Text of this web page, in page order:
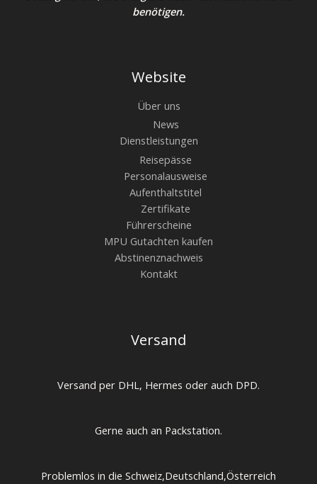
benötigen.
Website
Über uns
News
Dienstleistungen
Reisepässe
Personalausweise
Aufenthaltstitel
Zertifikate
Führerscheine
MPU Gutachten kaufen
Abstinenznachweis
Kontakt
Versand
Versand per DHL, Hermes oder auch DPD.
Gerne auch an Packstation.
Problemlos in die Schweiz,Deutschland,Österreich